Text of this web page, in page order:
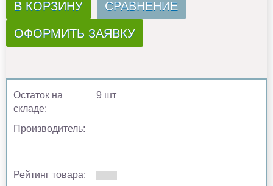
В КОРЗИНУ СРАВНЕНИЕ
ОФОРМИТЬ ЗАЯВКУ
Остаток на
складе:
9 шт
Производитель:
Рейтинг товара: